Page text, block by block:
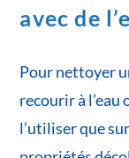
avec de
Pour nettoyer
recourir à l’eau
l’utiliser que